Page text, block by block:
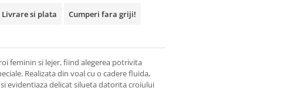
Livrare si plata Cumperi fara griji!
feminin si lejer, fiind alegerea potrivita
Realizata din voal cu o cadere fluida,
evidentiaza delicat silueta datorita croiului